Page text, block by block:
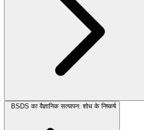
BSDS का वैज्ञानिक सत्यापन: शोध के निष्कर्ष